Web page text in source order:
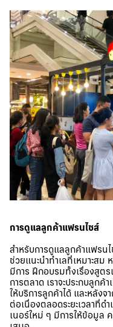
การดูแลลูกค้าแฟรนไชส์
สำหรับการดูแลลูกค้าแฟรน
ช่วยแนะนำทำเลที่เหมาะสม
มีการ ฝึกอบรมทั้งเรื่องสูตร
การตลาด เราจะประกบลูกค้
ให้บริการลูกค้าได้ และหลัง
ต่อเนื่องตลอดระยะเวลาที่
เนอร์ใหม่ ๆ มีการให้ข้อมูล